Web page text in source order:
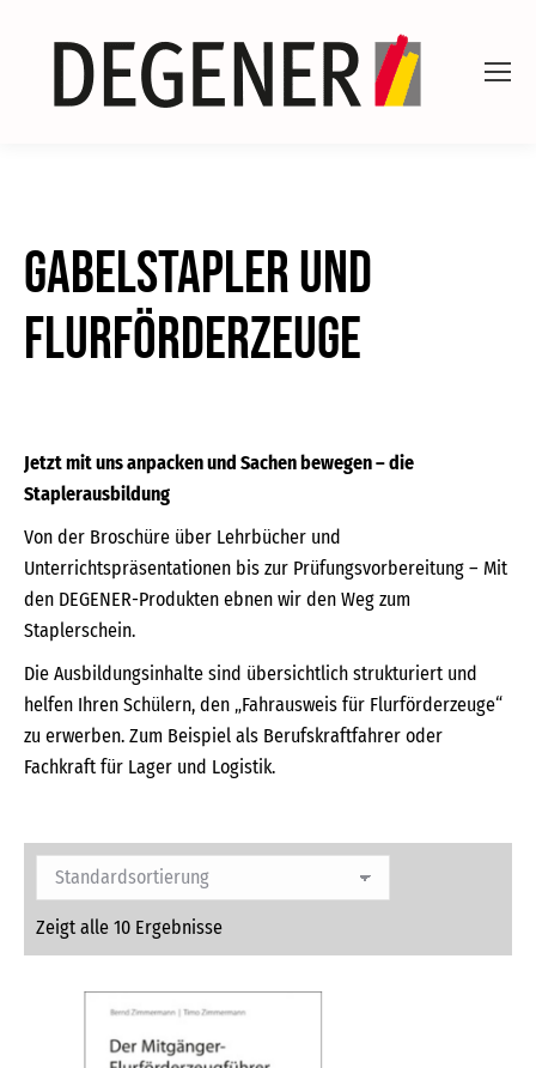
Gabelstapler und
Flurförderzeuge
Jetzt mit uns anpacken und Sachen bewegen – die
Staplerausbildung
Von der Broschüre über Lehrbücher und
Unterrichtspräsentationen bis zur Prüfungsvorbereitung – Mit
den DEGENER-Produkten ebnen wir den Weg zum
Staplerschein.
Die Ausbildungsinhalte sind übersichtlich strukturiert und
helfen Ihren Schülern, den „Fahrausweis für Flurförderzeuge“
zu erwerben. Zum Beispiel als Berufskraftfahrer oder
Fachkraft für Lager und Logistik.
Zeigt alle 10 Ergebnisse